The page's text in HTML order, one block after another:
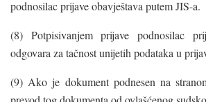
podnosilac prijave obavještava putem JIS-a.
(8) Potpisivanjem prijave podnosilac
odgovara za tačnost unijetih podataka u
(9) Ako je dokument podnesen na